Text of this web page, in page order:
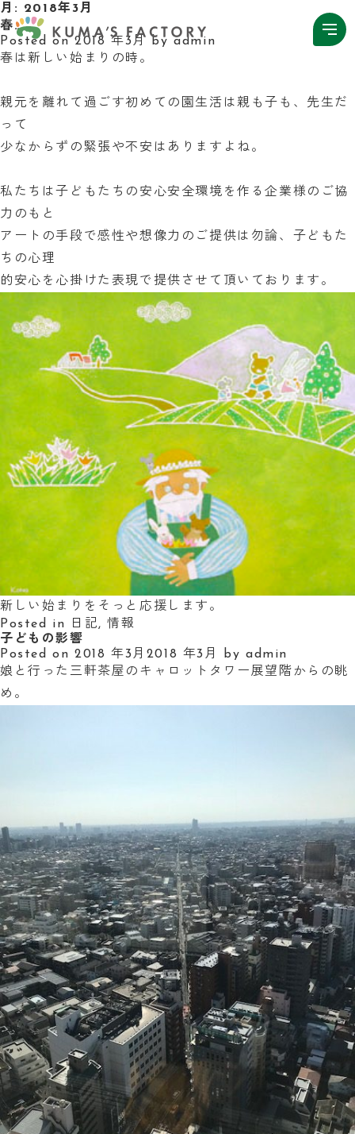
月: 2018年3月
春…
Posted on 2018 年3月 byadmin
春は新しい始まりの時。
親元を離れて過ごす初めての園生活は親も子も、先生だ
って
少なからずの緊張や不安はありますよね。
私たちは子どもたちの安心安全環境を作る企業様のご協
力のもと
アートの手段で感性や想像力のご提供は勿論、子どもた
ちの心理
的安心を心掛けた表現で提供させて頂いております。
新しい始まりをそっと応援します。
Posted in
日記,情報
子どもの影響
Posted on 2018 年3月 2018 年3月 byadmin
娘と行った三軒茶屋のキャロットタワー展望階からの眺
め。